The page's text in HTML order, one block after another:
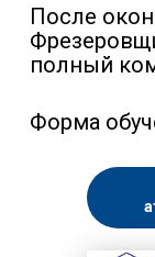
После
полный
Форма